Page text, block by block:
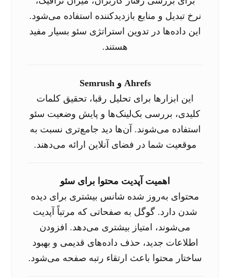
نرخ تبدیل و منابع بازدیدکننده استفاده می‌شود.
این داده‌ها در تدوین استراتژی سئو بسیار مفید
هستند.
Ahrefs و Semrush
این ابزارها برای تحلیل رقبا، تحقیق کلمات
کلیدی، بررسی بک‌لینک‌ها و پایش وضعیت سئو
استفاده می‌شوند. آن‌ها دید جامع‌تری نسبت به
موقعیت شما در فضای آنلاین ارائه می‌دهند.
اهمیت آپدیت محتوا برای سئو
محتوای به‌روز شده شانس بیشتری برای دیده
شدن دارد. گوگل به صفحاتی که مرتباً آپدیت
می‌شوند، امتیاز بیشتری می‌دهد. افزودن
اطلاعات جدید، حذف داده‌های قدیمی و بهبود
ساختار محتوا باعث ارتقاء رتبه صفحه می‌شود.